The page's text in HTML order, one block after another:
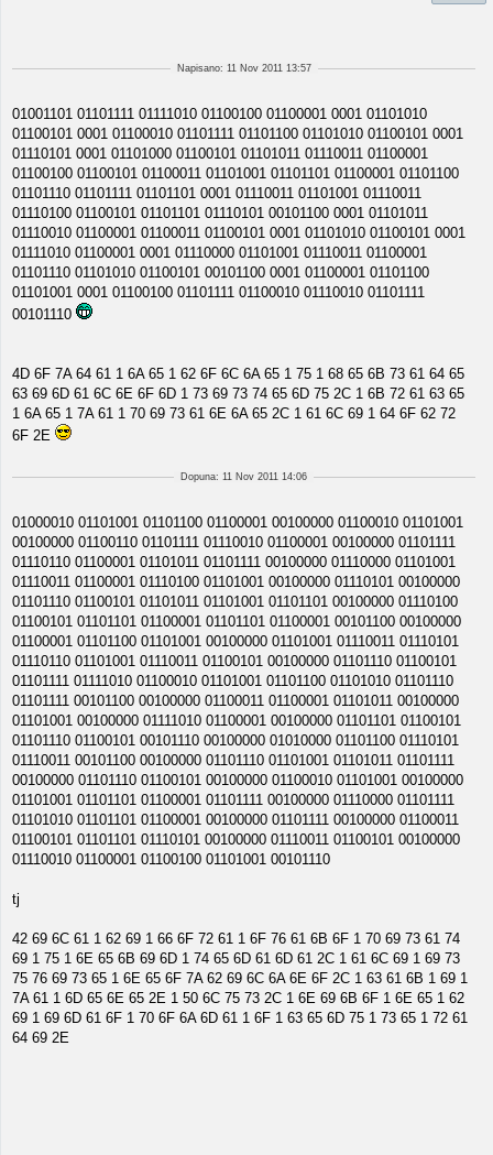
Napisano: 11 Nov 2011 13:57
01001101 01101111 01111010 01100100 01100001 0001 01101010
01100101 0001 01100010 01101111 01101100 01101010 01100101 0001
01110101 0001 01101000 01100101 01101011 01110011 01100001
01100100 01100101 01100011 01101001 01101101 01100001 01101100
01101110 01101111 01101101 0001 01110011 01101001 01110011
01110100 01100101 01101101 01110101 00101100 0001 01101011
01110010 01100001 01100011 01100101 0001 01101010 01100101 0001
01111010 01100001 0001 01110000 01101001 01110011 01100001
01101110 01101010 01100101 00101100 0001 01100001 01101100
01101001 0001 01100100 01101111 01100010 01110010 01101111
00101110
4D 6F 7A 64 61 1 6A 65 1 62 6F 6C 6A 65 1 75 1 68 65 6B 73 61 64 65
63 69 6D 61 6C 6E 6F 6D 1 73 69 73 74 65 6D 75 2C 1 6B 72 61 63 65
1 6A 65 1 7A 61 1 70 69 73 61 6E 6A 65 2C 1 61 6C 69 1 64 6F 62 72
6F 2E
Dopuna: 11 Nov 2011 14:06
01000010 01101001 01101100 01100001 00100000 01100010 01101001
00100000 01100110 01101111 01110010 01100001 00100000 01101111
01110110 01100001 01101011 01101111 00100000 01110000 01101001
01110011 01100001 01110100 01101001 00100000 01110101 00100000
01101110 01100101 01101011 01101001 01101101 00100000 01110100
01100101 01101101 01100001 01101101 01100001 00101100 00100000
01100001 01101100 01101001 00100000 01101001 01110011 01110101
01110110 01101001 01110011 01100101 00100000 01101110 01100101
01101111 01111010 01100010 01101001 01101100 01101010 01101110
01101111 00101100 00100000 01100011 01100001 01101011 00100000
01101001 00100000 01111010 01100001 00100000 01101101 01100101
01101110 01100101 00101110 00100000 01010000 01101100 01110101
01110011 00101100 00100000 01101110 01101001 01101011 01101111
00100000 01101110 01100101 00100000 01100010 01101001 00100000
01101001 01101101 01100001 01101111 00100000 01110000 01101111
01101010 01101101 01100001 00100000 01101111 00100000 01100011
01100101 01101101 01110101 00100000 01110011 01100101 00100000
01110010 01100001 01100100 01101001 00101110
tj
42 69 6C 61 1 62 69 1 66 6F 72 61 1 6F 76 61 6B 6F 1 70 69 73 61 74
69 1 75 1 6E 65 6B 69 6D 1 74 65 6D 61 6D 61 2C 1 61 6C 69 1 69 73
75 76 69 73 65 1 6E 65 6F 7A 62 69 6C 6A 6E 6F 2C 1 63 61 6B 1 69 1
7A 61 1 6D 65 6E 65 2E 1 50 6C 75 73 2C 1 6E 69 6B 6F 1 6E 65 1 62
69 1 69 6D 61 6F 1 70 6F 6A 6D 61 1 6F 1 63 65 6D 75 1 73 65 1 72 61
64 69 2E